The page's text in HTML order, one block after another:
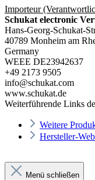
Importeur
Schukat electronic
Hans-Georg-Schukat-
40789 Monheim am
Germany
WEEE DE23942637
+49 2173 9505
info@schukat.com
www.schukat.de
Weiterführende Links
Weitere
Hersteller-
Menü schließen